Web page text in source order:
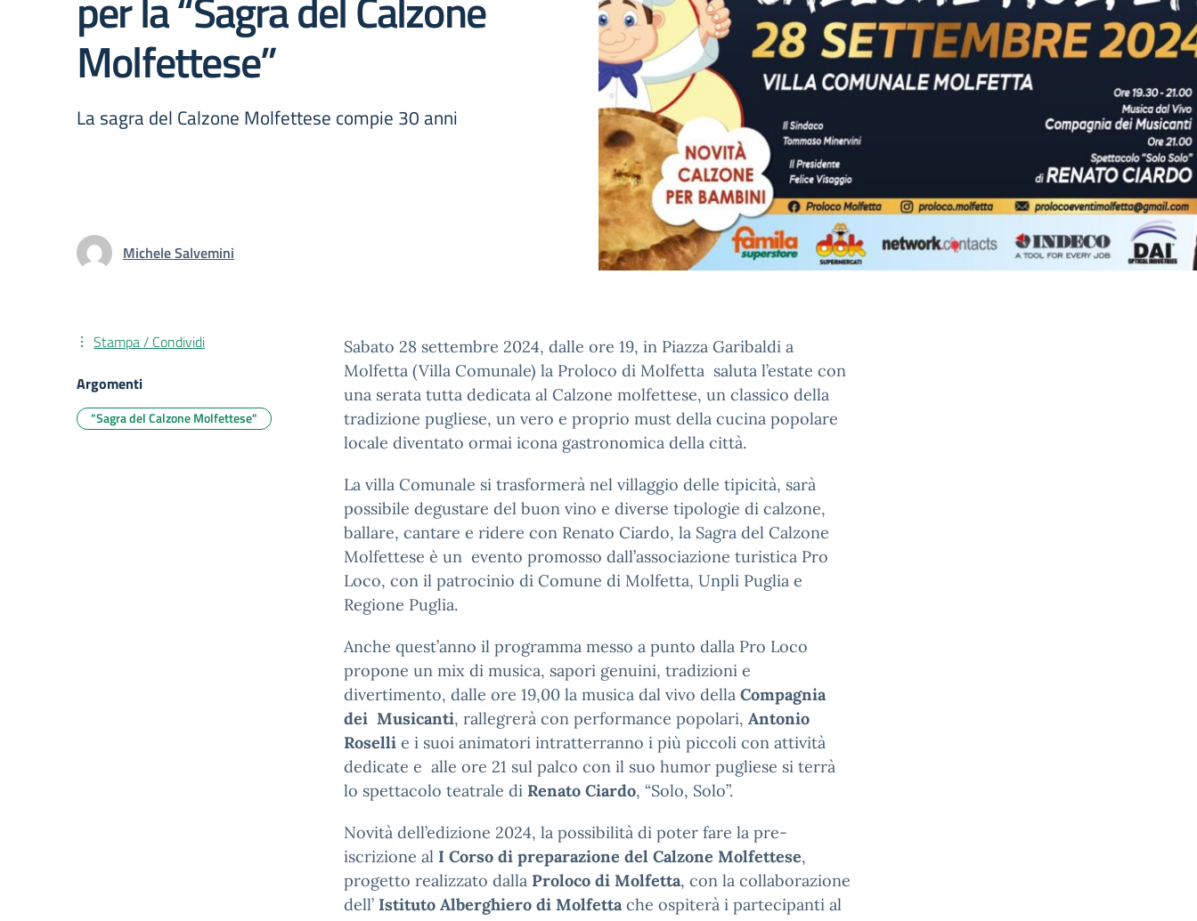
Molfettese”
La sagra del Calzone Molfettese compie 30 anni
Michele Salvemini
Sabato 28 settembre 2024, dalle ore 19, in Piazza Garibaldi a
Molfetta (Villa Comunale) la Proloco di Molfetta saluta l’estate con
una serata tutta dedicata al Calzone molfettese, un classico della
tradizione pugliese, un vero e proprio must della cucina popolare
locale diventato ormai icona gastronomica della città.
La villa Comunale si trasformerà nel villaggio delle tipicità, sarà
possibile degustare del buon vino e diverse tipologie di calzone,
ballare, cantare e ridere con Renato Ciardo, la Sagra del Calzone
Molfettese è un evento promosso dall’associazione turistica Pro
Loco, con il patrocinio di Comune di Molfetta, Unpli Puglia e
Regione Puglia.
Anche quest’anno il programma messo a punto dalla Pro Loco
propone un mix di musica, sapori genuini, tradizioni e
divertimento, dalle ore 19,00 la musica dal vivo della Compagnia
dei Musicanti, rallegrerà con performance popolari, Antonio
Roselli e i suoi animatori intratterranno i più piccoli con attività
dedicate e alle ore 21 sul palco con il suo humor pugliese si terrà
lo spettacolo teatrale di Renato Ciardo, “Solo, Solo”.
Novità dell’edizione 2024, la possibilità di poter fare la pre-
iscrizione al I Corso di preparazione del Calzone Molfettese,
progetto realizzato dalla Proloco di Molfetta, con la collaborazione
dell’ Istituto Alberghiero di Molfettache ospiterà i partecipanti al
Stampa / Condividi
Argomenti
"Sagra del Calzone Molfettese"